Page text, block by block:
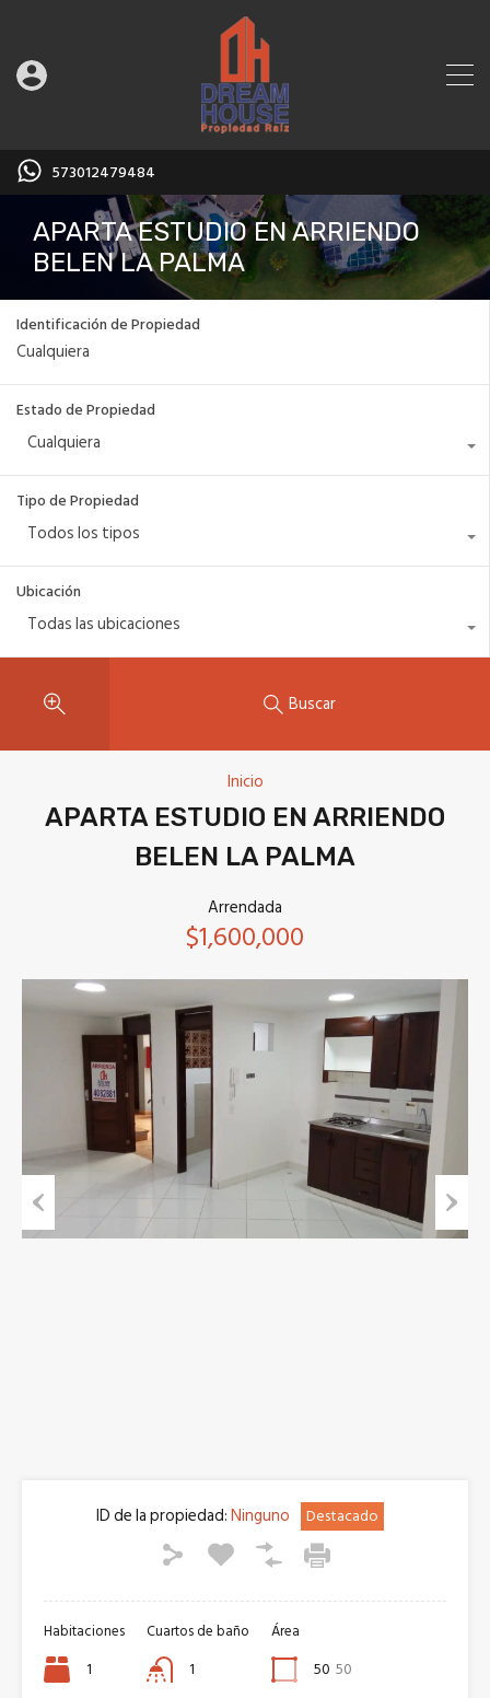
573012479484
APARTA ESTUDIO EN ARRIENDO
BELEN LA PALMA
Identificación de Propiedad
Estado de Propiedad
Cualquiera
Tipo de Propiedad
Todos los tipos
Ubicación
Todas las ubicaciones
Buscar
Inicio
APARTA ESTUDIO EN ARRIENDO
BELEN LA PALMA
Arrendada
$1,600,000
Previous Next
ID de la propiedad:Ninguno Destacado
Habitaciones
1
Cuartos de baño
1
Área
50 50